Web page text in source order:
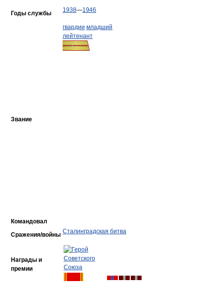
Годы службы 1938—1946
Звание
гвардии младший
лейтенант
Командовал
Сражения/войны Сталинградская битва
Награды и
премии